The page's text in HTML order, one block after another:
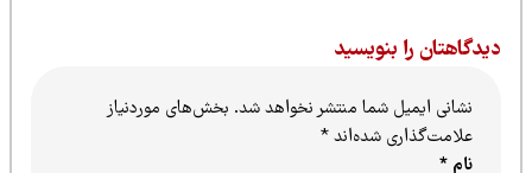
را بنویسید
نشانی ایمیل شما منتشر نخواهد شد.بخش‌های موردنیاز
علامت‌گذاری شده‌اند*